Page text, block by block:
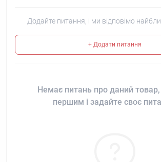
Додайте питання, і ми відповімо
+ Додати питання
Немає питань про даний товар,
першим і задайте своє